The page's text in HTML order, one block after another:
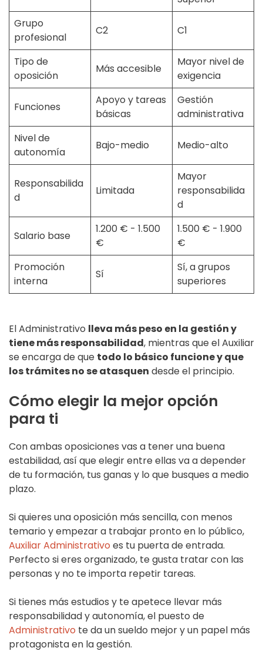
Grupo
profesional
C2 C1
Tipo de
oposición
Más accesible
Mayor nivel de
exigencia
Funciones
Apoyo y tareas
básicas
Gestión
administrativa
Nivel de
autonomía
Bajo-medio Medio-alto
Responsabilida
d
Limitada
Mayor
responsabilida
d
Salario base
1.200 € - 1.500
€
1.500 € - 1.900
€
Promoción
interna
Sí
Sí, a grupos
superiores
El Administrativo lleva más peso en la gestión y
tiene más responsabilidad, mientras que el Auxiliar
se encarga de que todo lo básico funcione y que
los trámites no se atasquen desde el principio.
Cómo elegir la mejor opción
para ti
Con ambas oposiciones vas a tener una buena
estabilidad, así que elegir entre ellas va a depender
de tu formación, tus ganas y lo que busques a medio
plazo.
Si quieres una oposición más sencilla, con menos
temario y empezar a trabajar pronto en lo público,
Auxiliar Administrativo es tu puerta de entrada.
Perfecto si eres organizado, te gusta tratar con las
personas y no te importa repetir tareas.
Si tienes más estudios y te apetece llevar más
responsabilidad y autonomía, el puesto de
Administrativo te da un sueldo mejor y un papel más
protagonista en la gestión.